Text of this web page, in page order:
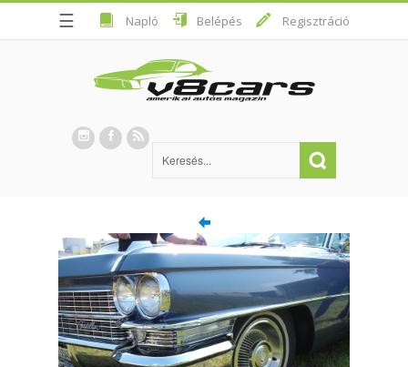
☰ Napló Belépés Regisztráció